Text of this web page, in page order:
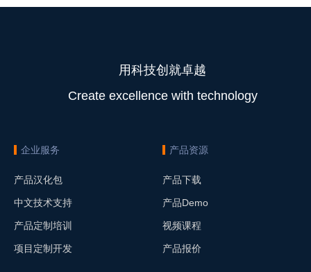
用科技创就卓越
Create excellence with technology
企业服务
产品汉化包
中文技术支持
产品定制培训
项目定制开发
产品资源
产品下载
产品Demo
视频课程
产品报价